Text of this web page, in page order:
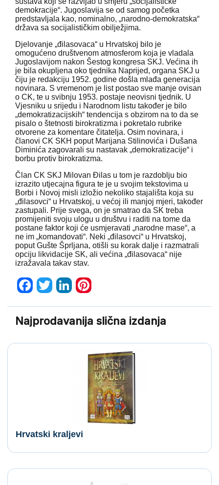
demokracije“. Jugoslavija se od samog početka
predstavljala kao, nominalno, „narodno-demokratska“
država sa socijalističkim obilježjima.
Djelovanje „đilasovaca“ u Hrvatskoj bilo je
omogućeno društvenom atmosferom koja je vladala
Jugoslavijom nakon Šestog kongresa SKJ. Većina ih
je bila okupljena oko tjednika Naprijed, organa SKJ u
čiju je redakciju 1952. godine došla mlađa generacija
novinara. S vremenom je list postao sve manje ovisan
o CK, te u svibnju 1953. postaje neovisni tjednik. U
Vjesniku u srijedu i Narodnom listu također je bilo
„demokratizacijskih“ tendencija s obzirom na to da se
pisalo o štetnosti birokratizma i pokretalo rubrike
otvorene za komentare čitatelja. Osim novinara, i
članovi CK SKH poput Marijana Stilinovića i Dušana
Diminića zagovarali su nastavak „demokratizacije“ i
borbu protiv birokratizma.
Član CK SKJ Milovan Đilas u tom je razdoblju bio
izrazito utjecajna figura te je u svojim tekstovima u
Borbi i Novoj misli izložio nekoliko stajališta koja su
„đilasovci“ u Hrvatskoj, u većoj ili manjoj mjeri, također
zastupali. Prije svega, on je smatrao da SK treba
promijeniti svoju ulogu u društvu i raditi na tome da
postane faktor koji će usmjeravati „narodne mase“, a
ne im „komandovati“. Neki „đilasovci“ u Hrvatskoj,
poput Gušte Šprljana, otišli su korak dalje i razmatrali
opciju likvidacije SK, ali većina „đilasovaca“ nije
izražavala takav stav.
Najprodavanija slična izdanja
Hrvatski kraljevi